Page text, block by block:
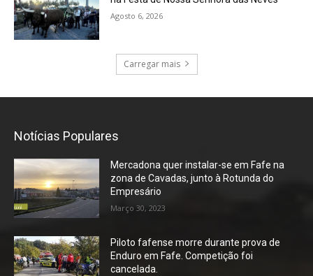
Agosto 6, 2026
Carregar mais
Notícias Populares
Mercadona quer instalar-se em Fafe na
zona de Cavadas, junto à Rotunda do
Empresário
Março 30, 2023
Piloto fafense morre durante prova de
Enduro em Fafe. Competição foi
cancelada.